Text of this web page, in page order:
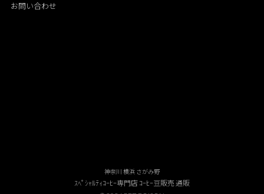
お問い合わせ
神奈川 横浜 さがみ野
ｽﾍﾟｼｬﾙﾃｨｺｰﾋｰ専門店 ｺｰﾋｰ豆販売 通販